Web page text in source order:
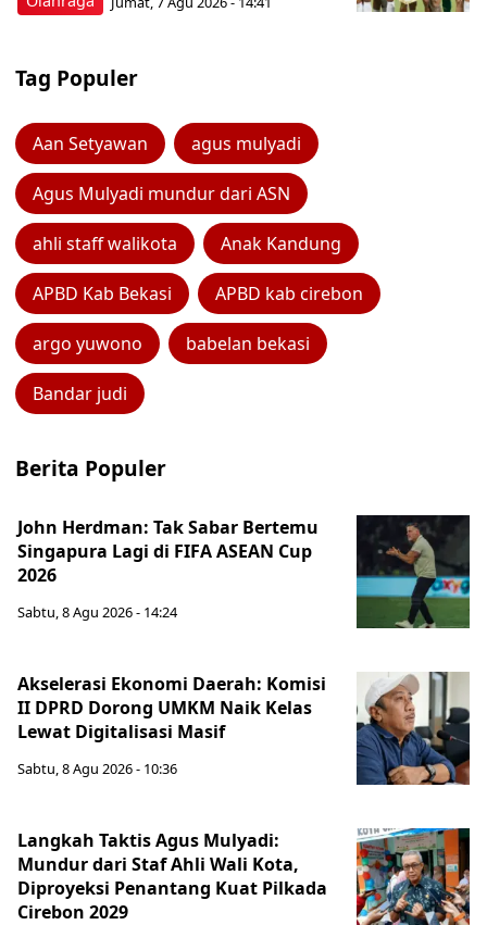
Tag Populer
Aan Setyawan agus mulyadi
Agus Mulyadi mundur dari ASN
ahli staff walikota Anak Kandung
APBD Kab Bekasi APBD kab cirebon
argo yuwono babelan bekasi
Bandar judi
Berita Populer
John Herdman: Tak Sabar Bertemu
Singapura Lagi di FIFA ASEAN Cup
2026
Sabtu, 8 Agu 2026 - 14:24
Akselerasi Ekonomi Daerah: Komisi
II DPRD Dorong UMKM Naik Kelas
Lewat Digitalisasi Masif
Sabtu, 8 Agu 2026 - 10:36
Langkah Taktis Agus Mulyadi:
Mundur dari Staf Ahli Wali Kota,
Diproyeksi Penantang Kuat Pilkada
Cirebon 2029